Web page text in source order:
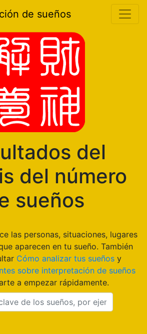
de sueños
del
del número
sueños
las personas, situaciones, lugares
aparecen en tu sueño. También
Cómo analizar tus sueñosy
sobre interpretación de sueños
a empezar rápidamente.